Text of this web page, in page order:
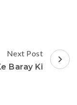
Next Post
Baray Ki